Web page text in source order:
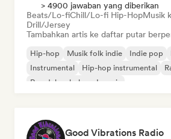
> 4900 jawaban yang diberikan
Beats/Lo-fiChill/Lo-fi Hip-HopMusik
Drill/Jersey
Tambahkan artis ke daftar putar
Hip-hop Musik folk indie Indie pop
Instrumental
Hip-hop instrumental
Rap dalam bahasa Inggris
Good Vibrations Radio